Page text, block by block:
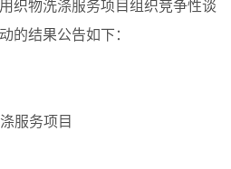
织物洗涤服务项目组织竞争性谈
的结果公告如下：
服务项目